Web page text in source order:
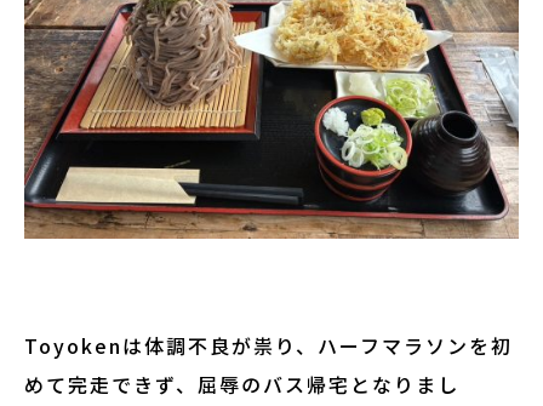
Toyokenは体調不良が祟り、ハーフマラソンを初
めて完走できず、屈辱のバス帰宅となりまし